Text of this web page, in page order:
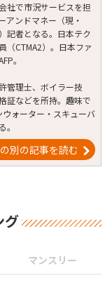
社で市況サービスを担
アンドマネー（現・
記者となる。日本テク
（CTMA2）。日本ファ
。
管理士、ボイラー技
証などを所持。趣味で
ォーター・スキューバ
別の記事を読む
グ
マンスリー